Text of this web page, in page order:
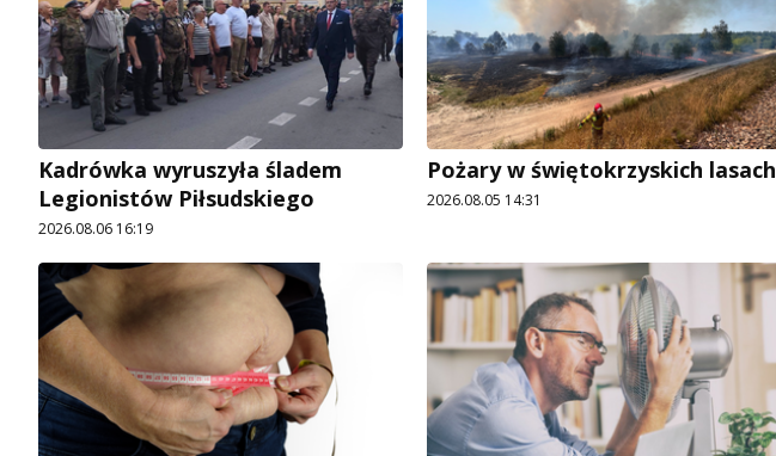
Kadrówka wyruszyła śladem
Legionistów Piłsudskiego
2026.08.06 16:19
Pożary w świętokrzyskich lasach
2026.08.05 14:31